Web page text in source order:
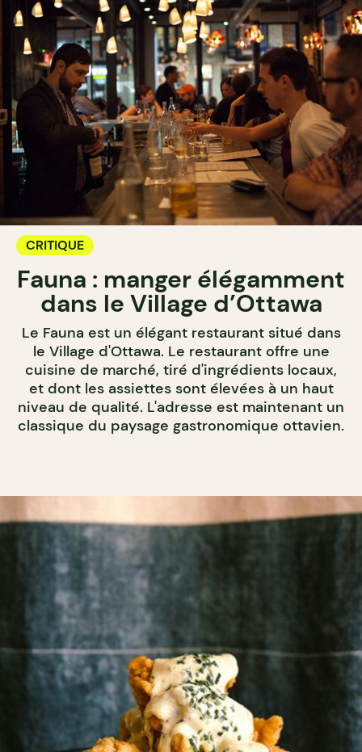
CRITIQUE
Fauna : manger élégamment
dans le Village d’Ottawa
Le Fauna est un élégant restaurant situé dans
le Village d'Ottawa. Le restaurant offre une
cuisine de marché, tiré d'ingrédients locaux,
et dont les assiettes sont élevées à un haut
niveau de qualité. L'adresse est maintenant un
classique du paysage gastronomique ottavien.